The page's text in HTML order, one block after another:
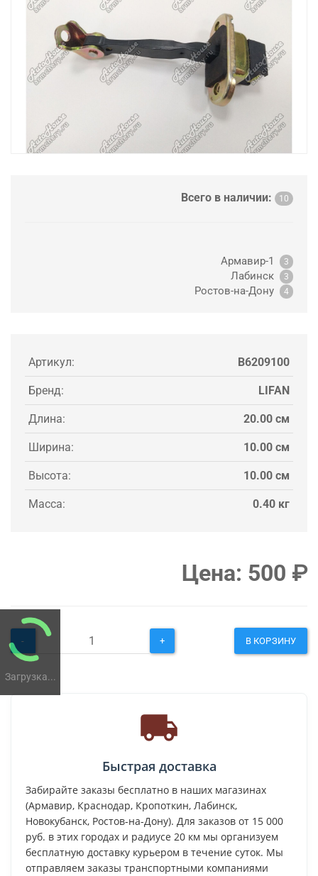
Загрузка...
Всего в наличии: 10
Армавир-1 3
Лабинск 3
Ростов-на-Дону 4
Артикул: B6209100
Бренд: LIFAN
Длина: 20.00 см
Ширина: 10.00 см
Высота: 10.00 см
Масса: 0.40 кг
Цена: 500 ₽
- + В КОРЗИНУ
Быстрая доставка
Забирайте заказы бесплатно в наших магазинах
(Армавир, Краснодар, Кропоткин, Лабинск,
Новокубанск, Ростов-на-Дону). Для заказов от 15 000
руб. в этих городах и радиусе 20 км мы организуем
бесплатную доставку курьером в течение суток. Мы
отправляем заказы транспортными компаниями